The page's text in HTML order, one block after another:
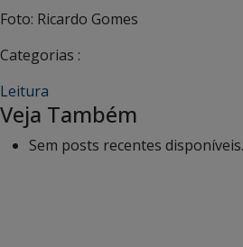
Foto: Ricardo Gomes
Categorias :
Leitura
Veja Também
Sem posts recentes disponíveis.